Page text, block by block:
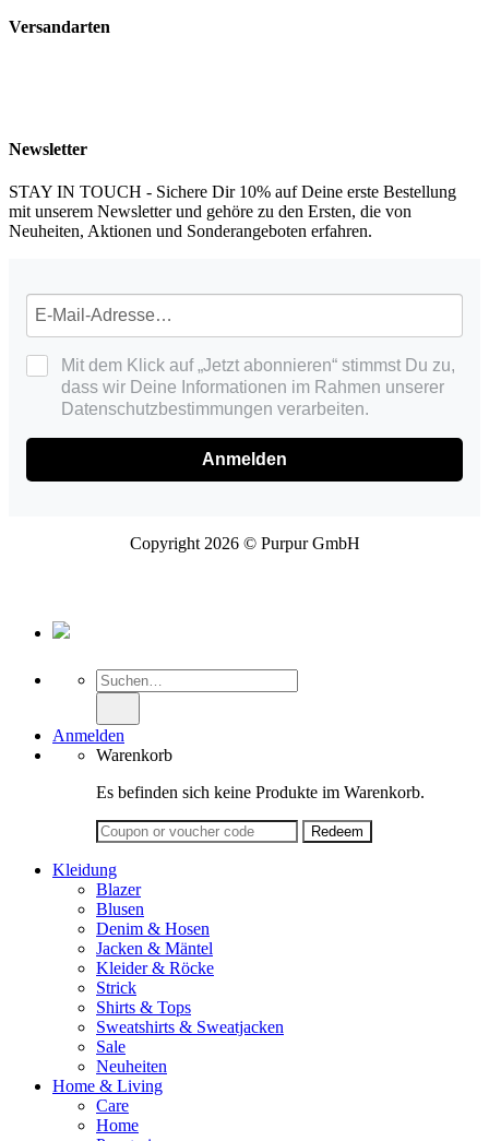
Versandarten
Newsletter
STAY IN TOUCH - Sichere Dir 10% auf Deine erste Bestellung
mit unserem Newsletter und gehöre zu den Ersten, die von
Neuheiten, Aktionen und Sonderangeboten erfahren.
Mit dem Klick auf „Jetzt abonnieren“ stimmst Du zu,
dass wir Deine Informationen im Rahmen unserer
Datenschutzbestimmungen verarbeiten.
Anmelden
Copyright 2026 © Purpur GmbH
Suche
nach:
Anmelden
Warenkorb
Es befinden sich keine Produkte im Warenkorb.
Kleidung
Blazer
Blusen
Denim & Hosen
Jacken & Mäntel
Kleider & Röcke
Strick
Shirts & Tops
Sweatshirts & Sweatjacken
Sale
Neuheiten
Home & Living
Care
Home